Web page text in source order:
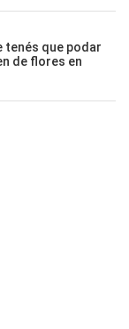
tenés que podar
de flores en